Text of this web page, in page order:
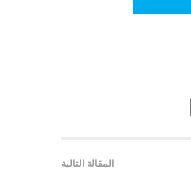
المقالة التالية